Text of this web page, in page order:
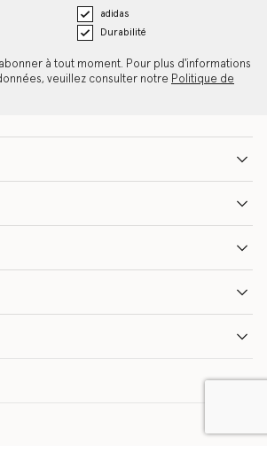
adidas
Durabilité
à tout moment. Pour plus d'informations
veuillez consulter notre Politique de